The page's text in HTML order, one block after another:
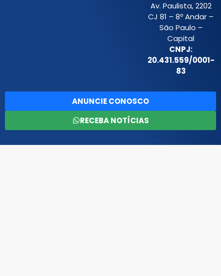
Av. Paulista, 2202
CJ 81 – 8º Andar –
São Paulo –
Capital
CNPJ:
20.431.559/0001-
83
ANUNCIE CONOSCO
RECEBA NOTÍCIAS